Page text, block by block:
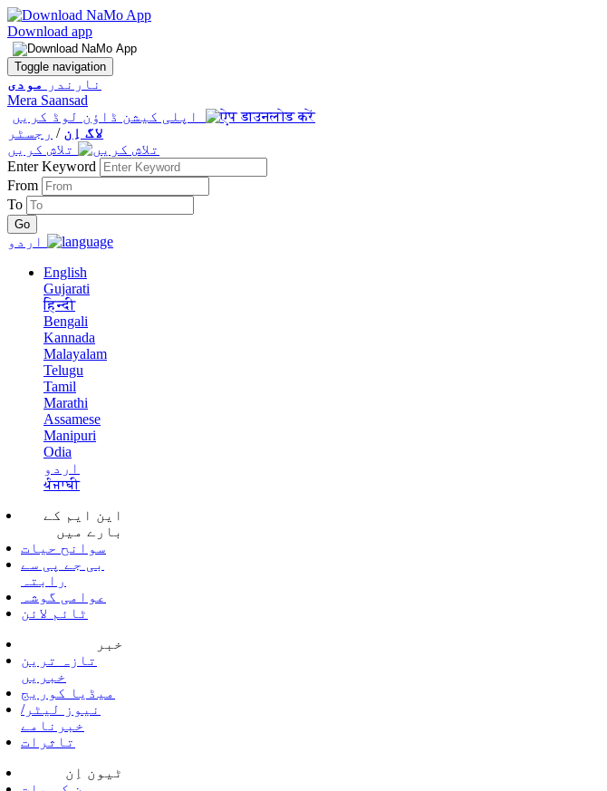
Download app
Toggle navigation
نارندر
مودی
Mera Saansad
اپلی کیشن ڈاؤن لوڈ کریں
لاگ اِن / رجسٹر
Enter Keyword
From
To
English
Gujarati
हिन्दी
Bengali
Kannada
Malayalam
Telugu
Tamil
Marathi
Assamese
Manipuri
Odia
اردو
ਪੰਜਾਬੀ
این ایم کے
بارے میں
سوانح حیات
بی جے پی سے
رابتہ
عوامی گوشہ
ٹائم لائن
خبر
تازہ ترین
خبریں
میڈیا کوریج
نیوز لیٹر/
خبرنامے
تاثرات
ٹیون اِن